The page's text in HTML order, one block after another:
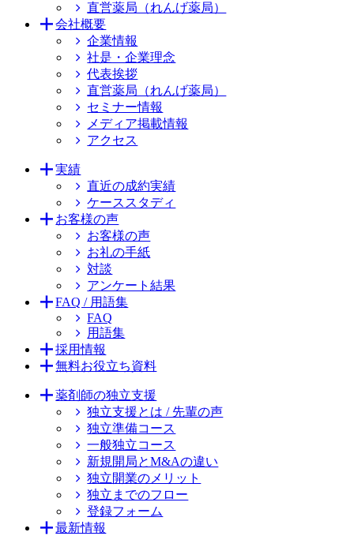
直営薬局（れんげ薬局）
会社概要
企業情報
社是・企業理念
代表挨拶
直営薬局（れんげ薬局）
セミナー情報
メディア掲載情報
アクセス
実績
直近の成約実績
ケーススタディ
お客様の声
お客様の声
お礼の手紙
対談
アンケート結果
FAQ / 用語集
FAQ
用語集
採用情報
無料お役立ち資料
薬剤師の独立支援
独立支援とは / 先輩の声
独立準備コース
一般独立コース
新規開局とM&Aの違い
独立開業のメリット
独立までのフロー
登録フォーム
最新情報